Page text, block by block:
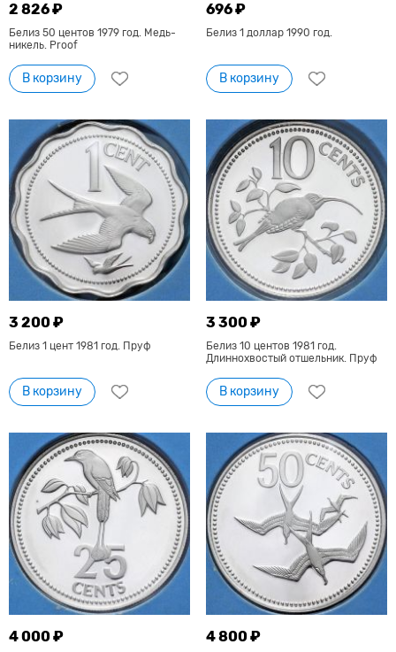
2 826 ₽
Белиз 50 центов 1979 год. Медь-
никель. Proof
В корзину
696 ₽
Белиз 1 доллар 1990 год.
В корзину
3 200 ₽
Белиз 1 цент 1981 год. Пруф
В корзину
3 300 ₽
Белиз 10 центов 1981 год.
Длиннохвостый отшельник. Пруф
В корзину
4 000 ₽ 4 800 ₽